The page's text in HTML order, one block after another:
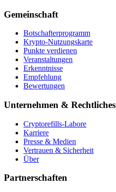
Gemeinschaft
Botschafterprogramm
Krypto-Nutzungskarte
Punkte verdienen
Veranstaltungen
Erkenntnisse
Empfehlung
Bewertungen
Unternehmen & Rechtliches
Cryptorefills-Labore
Karriere
Presse & Medien
Vertrauen & Sicherheit
Über
Partnerschaften